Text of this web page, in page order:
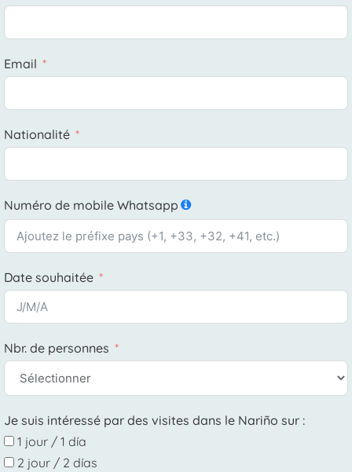
Email
Nationalité
Numéro de mobile Whatsapp
Date souhaitée
Nbr. de personnes
Je suis intéressé par des visites dans le Nariño sur :
1 jour / 1 día
2 jour / 2 días